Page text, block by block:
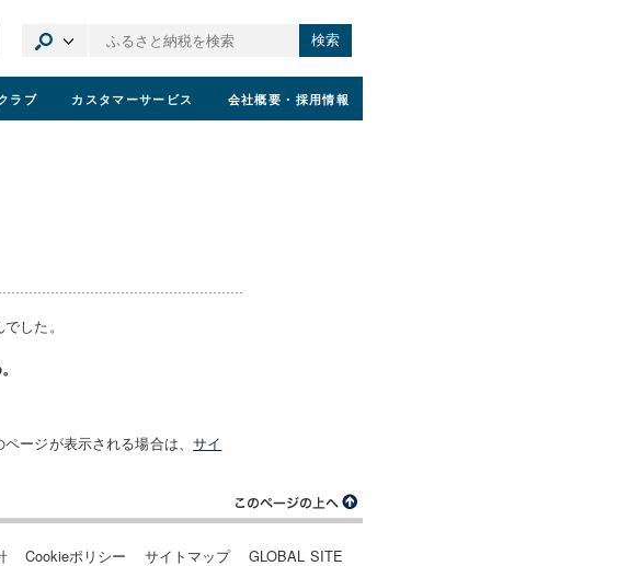
検索
ラブ カスタマーサービス 会社概要 ・採用情報
した。
ージが表示される場合は、サイ
Cookieポリシー サイトマップ GLOBAL SITE